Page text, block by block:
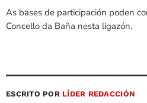
As bases de participación poden
Concello da Baña nesta ligazón.
ESCRITO POR LÍDER REDACCIÓN